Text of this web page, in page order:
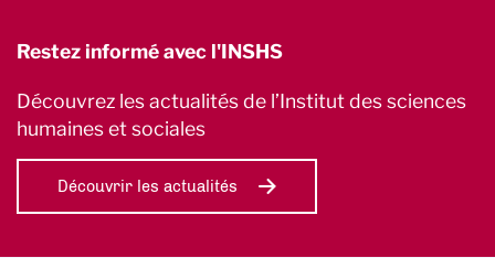
Restez informé avec l'INSHS
Découvrez les actualités de l’Institut des sciences
humaines et sociales
Découvrir les actualités